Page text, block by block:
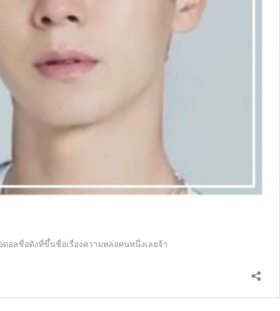
อลชื่อดังที่ขึ้นชื่อเรื่องความหล่อคนหนึ่งเลยจ้า